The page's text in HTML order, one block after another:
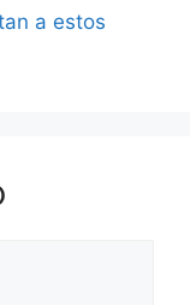
a estos